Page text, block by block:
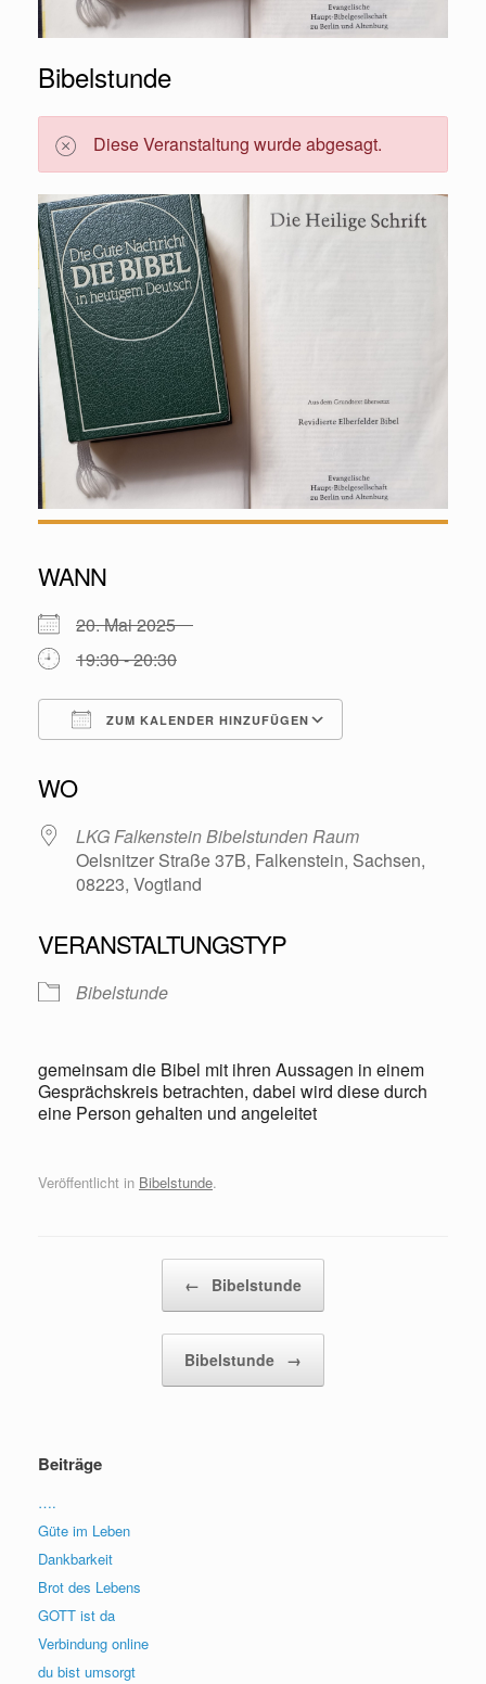
Bibelstunde
Diese Veranstaltung wurde abgesagt.
WANN
20. Mai 2025
19:30 - 20:30
ZUM KALENDER HINZUFÜGEN
WO
LKG Falkenstein Bibelstunden Raum
Oelsnitzer Straße 37B, Falkenstein, Sachsen,
08223, Vogtland
VERANSTALTUNGSTYP
Bibelstunde
gemeinsam die Bibel mit ihren Aussagen in einem
Gesprächskreis betrachten, dabei wird diese durch
eine Person gehalten und angeleitet
Veröffentlicht in Bibelstunde.
← Bibelstunde
Bibelstunde →
Beiträge
….
Güte im Leben
Dankbarkeit
Brot des Lebens
GOTT ist da
Verbindung online
du bist umsorgt